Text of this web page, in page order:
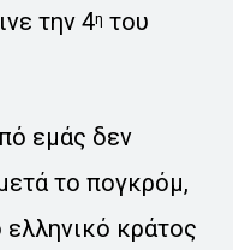
την 4η του
εμάς δεν
το πογκρόμ,
κράτος